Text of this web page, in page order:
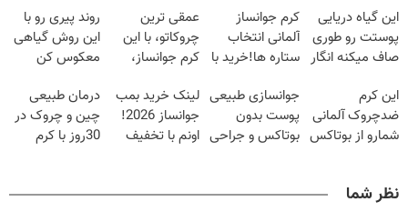
این گیاه دریایی
پوستت رو طوری
صاف میکنه انگار
شدی🔥
کرم جوانساز
آلمانی انتخاب
ستاره ها!خرید با
عمقی ترین
چروکاتو، با این
کرم جوانساز،
تخفیف سفارش
فوری)
روند پیری رو با
این روش گیاهی
معکوس کن
این کرم
ضدچروک آلمانی
شمارو از بوتاکس
امشب)
جوانسازی طبیعی
پوست بدون
بوتاکس و جراحی
لینک خرید بمب
جوانساز 2026!
اونم با تخفیف
درمان طبیعی
چین و چروک در
30روز با کرم
نظر شما